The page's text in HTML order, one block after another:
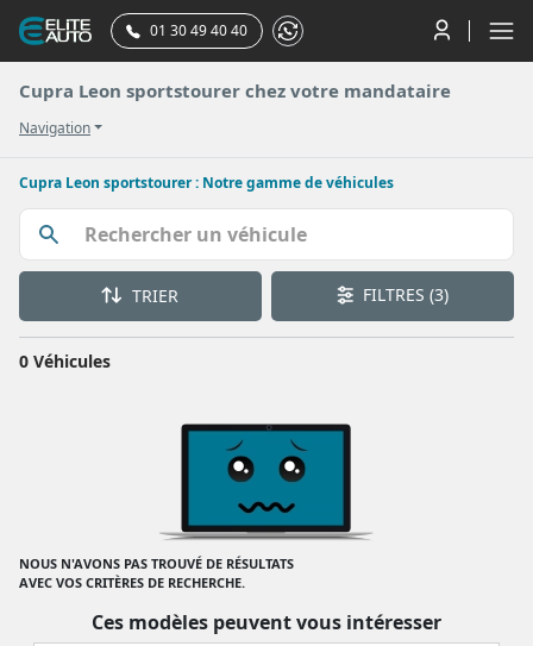
01 30 49 40 40
Cupra Leon sportstourer chez votre mandataire
Navigation
Cupra Leon sportstourer : Notre gamme de véhicules
TRIER FILTRES(3)
0 Véhicules
NOUS N'AVONS PAS TROUVÉ DE RÉSULTATS
AVEC VOS CRITÈRES DE RECHERCHE.
Ces modèles peuvent vous intéresser